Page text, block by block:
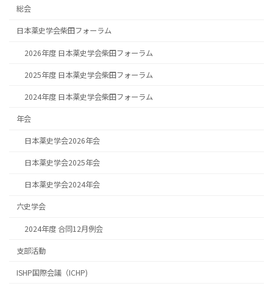
総会
日本薬史学会柴田フォーラム
2026年度 日本薬史学会柴田フォーラム
2025年度 日本薬史学会柴田フォーラム
2024年度 日本薬史学会柴田フォーラム
年会
日本薬史学会2026年会
日本薬史学会2025年会
日本薬史学会2024年会
六史学会
2024年度 合同12月例会
支部活動
ISHP国際会議（ICHP)